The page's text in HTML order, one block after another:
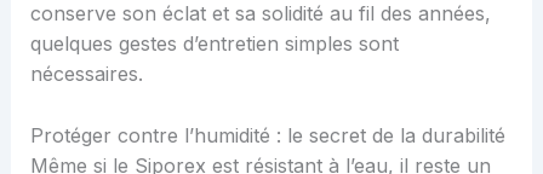
conserve son éclat et sa solidité au fil des années,
quelques gestes d’entretien simples sont
nécessaires.
Protéger contre l’humidité : le secret de la durabilité
Même si le Siporex est résistant à l’eau, il reste un